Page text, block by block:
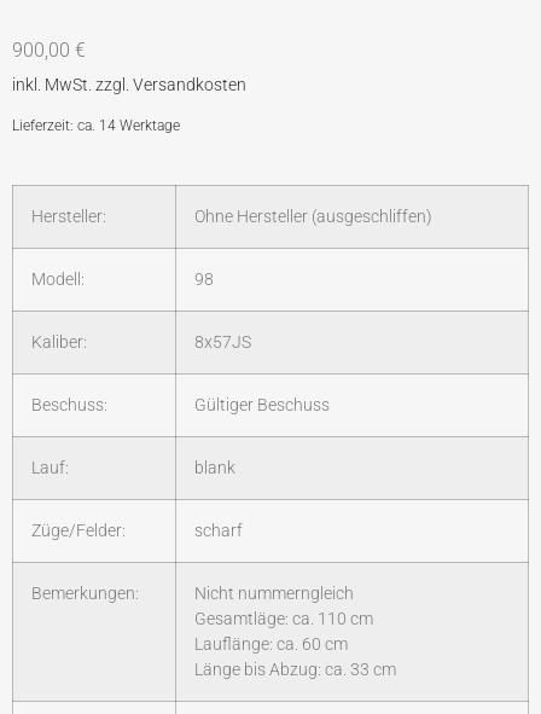
900,00 €
Lieferzeit: ca. 14 Werktage
Hersteller: Ohne Hersteller (ausgeschliffen)
Modell: 98
Kaliber: 8x57JS
Beschuss: Gültiger Beschuss
Lauf: blank
Züge/Felder: scharf
Bemerkungen:
Nicht nummerngleich
Gesamtläge: ca. 110 cm
Lauflänge: ca. 60 cm
Länge bis Abzug: ca. 33 cm